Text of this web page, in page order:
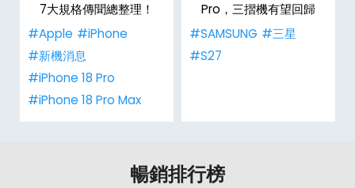
7大規格傳聞總整理！
#Apple #iPhone
#新機消息
#iPhone 18 Pro
#iPhone 18 Pro Max
Pro，三摺機有望回歸
#SAMSUNG #三星
#S27
暢銷排行榜